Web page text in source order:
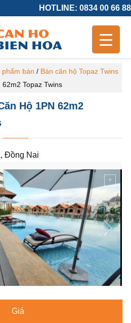
HOTLINE: 0834 00 66 88
phẩm bán / Bán căn hộ Topaz Twins
Topaz Twins
Hộ 1PN 62m2
Đồng Nai
Giá